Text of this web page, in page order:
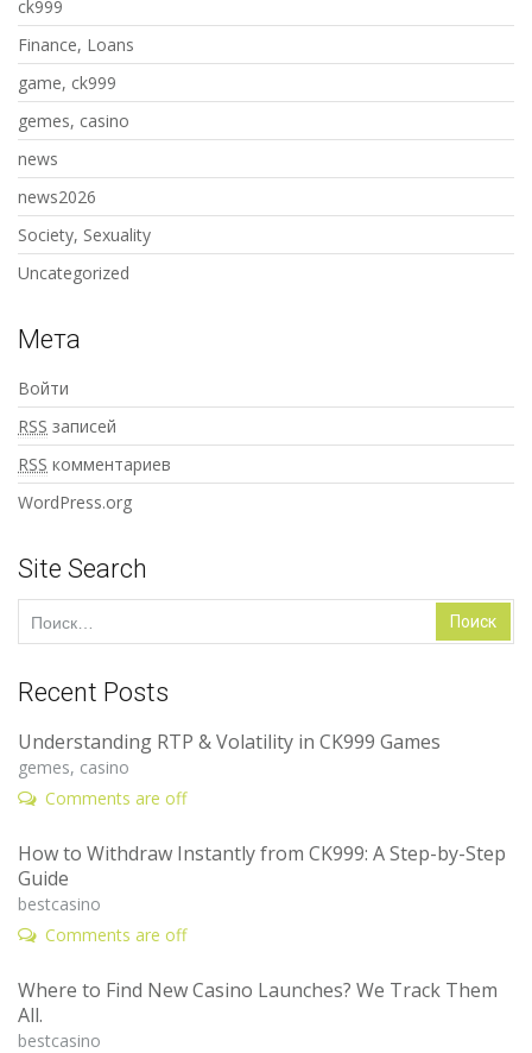
ck999
Finance, Loans
game, ck999
gemes, casino
news
news2026
Society, Sexuality
Uncategorized
Мета
Войти
RSS записей
RSS комментариев
WordPress.org
Site Search
Найти:
Recent Posts
Understanding RTP & Volatility in CK999 Games
gemes, casino
Comments are off
How to Withdraw Instantly from CK999: A Step-by-Step
Guide
bestcasino
Comments are off
Where to Find New Casino Launches? We Track Them
All.
bestcasino